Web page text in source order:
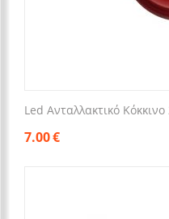
Led Ανταλλακτικό
7.00€